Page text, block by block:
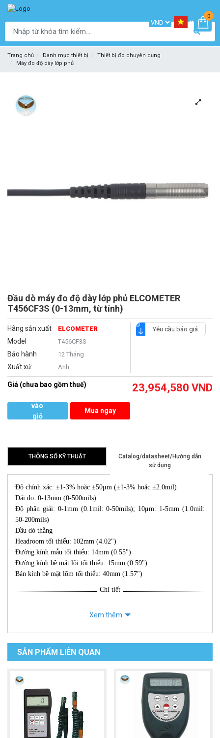
0
Trang chủ Danh mục thiết bị
Thiết bị đo chuyên dụng
Máy đo độ dày lớp phủ
Đầu dò máy đo độ dày lớp phủ ELCOMETER
T456CF3S (0-13mm, từ tính)
Hãng sản xuất ELCOMETER
Model T456CF3S
Bảo hành 12 Tháng
Xuất xứ Anh
Yêu cầu báo giá
Giá (chưa bao gồm thuế) 23,954,580 VND
vào
giỏ
Mua ngay
THÔNG SỐ KỸ THUẬT
Catalog/datasheet/Hướng dẫn
sử dụng
Độ chính xác: ±1-3% hoặc ±50μm (±1-3% hoặc ±2.0mil)
Dải đo: 0-13mm (0-500mils)
Độ phân giải: 0-1mm (0.1mil: 0-50mils); 10μm: 1-5mm (1.0mil:
50-200mils)
Đầu dò thẳng
Headroom tối thiểu: 102mm (4.02")
Đường kính mẫu tối thiểu: 14mm (0.55")
Đường kính bề mặt lồi tối thiểu: 15mm (0.59")
Bán kính bề mặt lõm tối thiểu: 40mm (1.57")
Chi tiết
Xem thêm
SẢN PHẨM LIÊN QUAN